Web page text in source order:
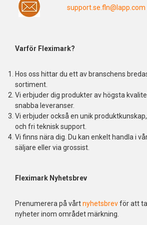
support.se.fln@lapp.com
Varför Fleximark?
Hos oss hittar du ett av branschens
sortiment.
Vi erbjuder dig produkter av högsta
snabba leveranser.
Vi erbjuder också en unik
och fri teknisk support.
Vi finns nära dig. Du kan enkelt handla i
säljare eller via grossist.
Fleximark Nyhetsbrev
Prenumerera på vårtnyhetsbrevför att
nyheter inom området märkning.